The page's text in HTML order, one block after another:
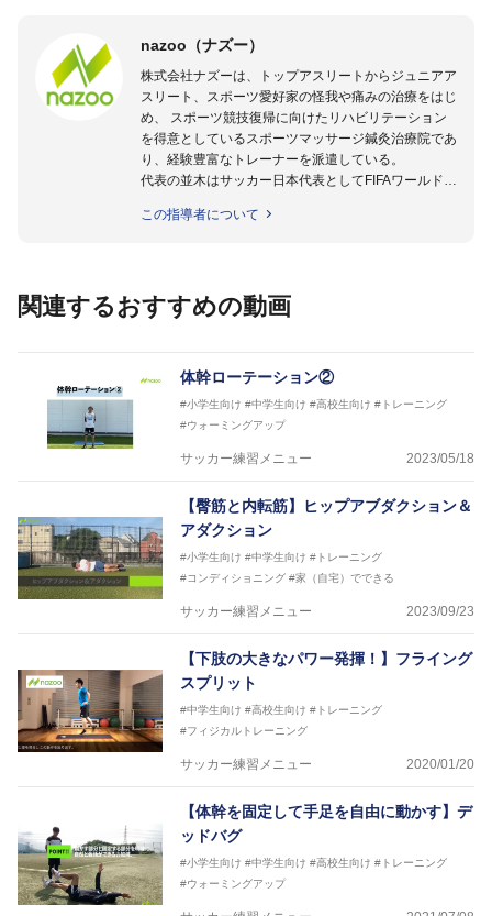
nazoo（ナズー）
株式会社ナズーは、トップアスリートからジュニアア
スリート、スポーツ愛好家の怪我や痛みの治療をはじ
め、 スポーツ競技復帰に向けたリハビリテーション
を得意としているスポーツマッサージ鍼灸治療院であ
り、経験豊富なトレーナーを派遣している。
代表の並木はサッカー日本代表としてFIFAワールドカ
のほかU-23日本代表のアスレティックトレーナーと
世代のサッカーを中心に、WJBL、社会人ラグビー、
を派遣している。
さらには講演会やセミナー、専門学校などの教育機関
に講師を派遣するなど後進育成にも力を入れている。
「一人一人の健康な人生をサポートする」を企業理念
として掲げ、世の中の人々の『健康』をあらゆる方向
生きと」生きる、そんな『健康な人生』をサポートし
ている。
この指導者について
関連するおすすめの動画
体幹ローテーション②
#小学生向け #中学生向け #高校生向け #トレーニング
#ウォーミングアップ
サッカー練習メニュー 2023/05/18
【臀筋と内転筋】ヒップアブダクション＆
アダクション
#小学生向け #中学生向け #トレーニング
#コンディショニング #家（自宅）でできる
サッカー練習メニュー 2023/09/23
【下肢の大きなパワー発揮！】フライング
スプリット
#中学生向け #高校生向け #トレーニング
#フィジカルトレーニング
サッカー練習メニュー 2020/01/20
【体幹を固定して手足を自由に動かす】デ
ッドバグ
#小学生向け #中学生向け #高校生向け #トレーニング
#ウォーミングアップ